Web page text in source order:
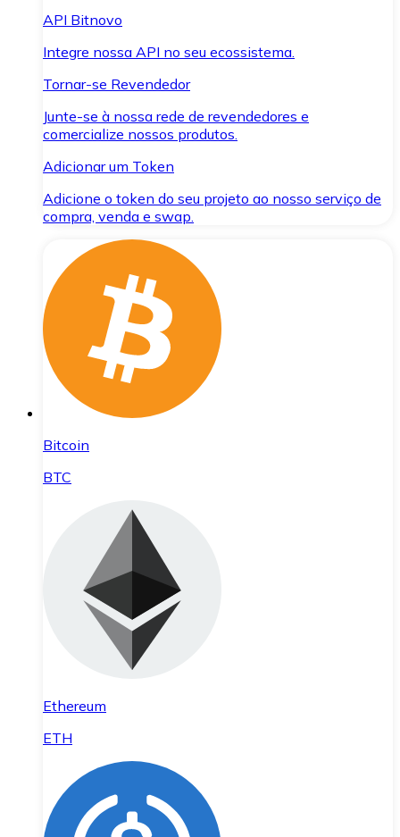
API Bitnovo
Integre nossa API no seu ecossistema.
Tornar-se Revendedor
Junte-se à nossa rede de revendedores e
comercialize nossos produtos.
Adicionar um Token
Adicione o token do seu projeto ao nosso serviço de
compra, venda e swap.
Bitcoin
BTC
Ethereum
ETH